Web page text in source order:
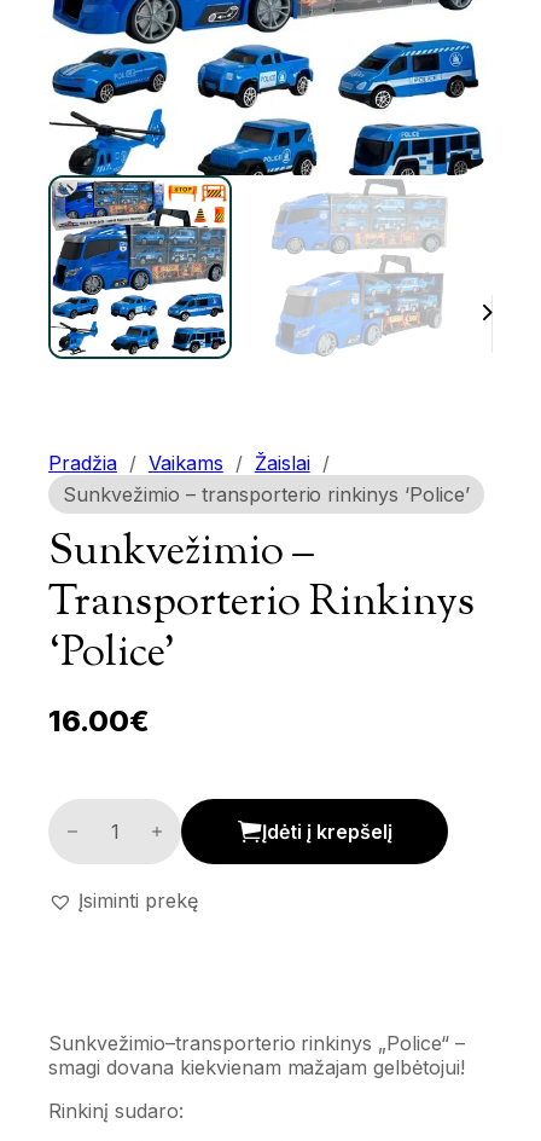
Pradžia / Vaikams / Žaislai /
Sunkvežimio – transporterio rinkinys ‘Police’
Sunkvežimio –
Transporterio Rinkinys
‘Police’
16.00€
Sunkvežimio - transporterio rinkinys 'Police' kiekis
Įdėti į krepšelį
Įsiminti prekę
Sunkvežimio–transporterio rinkinys „Police“ –
smagi dovana kiekvienam mažajam gelbėtojui!
Rinkinį sudaro: